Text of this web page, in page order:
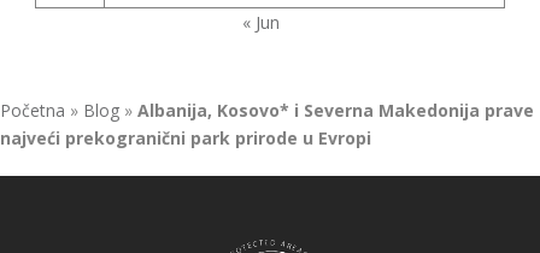
« Jun
Početna » Blog » Albanija, Kosovo* i Severna Makedonija prave
najveći prekogranični park prirode u Evropi